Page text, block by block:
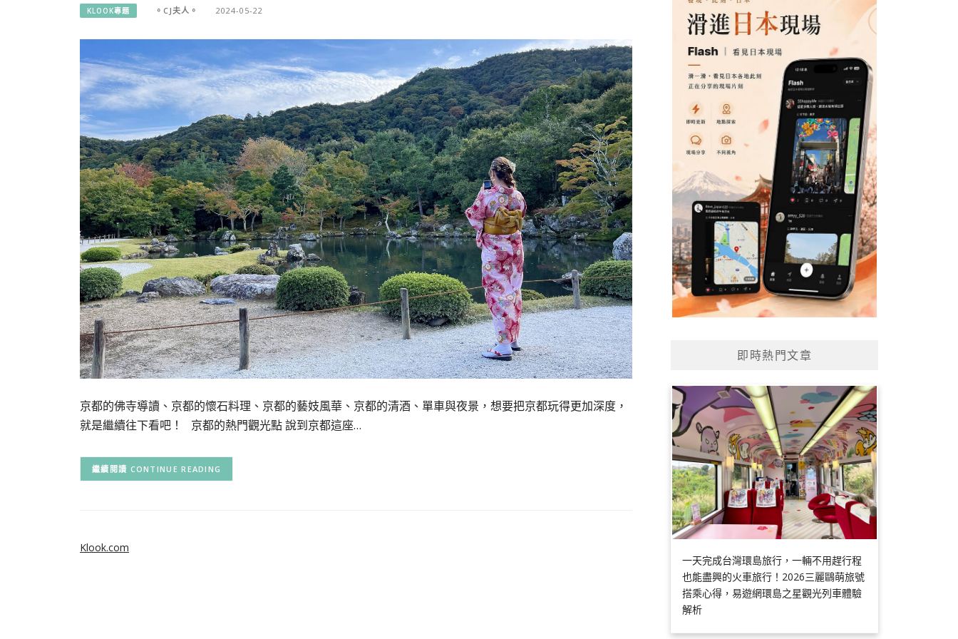
KLOOK專題 。CJ夫人。 2024-05-22
京都的佛寺導讀、京都的懷石料理、京都的藝妓風華、京都的清酒、單車與夜景，想要把京都玩得更加深度，
就是繼續往下看吧！ 京都的熱門觀光點 說到京都這座…
CONTINUE READING
即時熱門文章
一天完成台灣環島旅行，一輛不用趕行程
也能盡興的火車旅行！2026三麗鷗萌旅號
搭乘心得，易遊網環島之星觀光列車體驗
解析
Klook.com